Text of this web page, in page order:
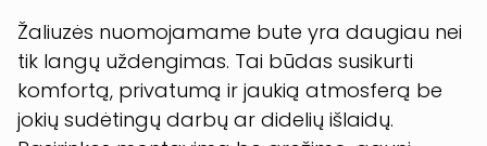
Žaliuzės nuomojamame bute yra daugiau nei
tik langų uždengimas. Tai būdas susikurti
komfortą, privatumą ir jaukią atmosferą be
jokių sudėtingų darbų ar didelių išlaidų.